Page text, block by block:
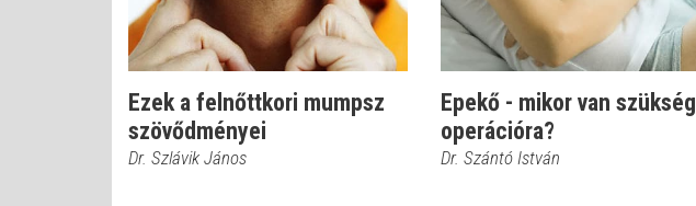
Ezek a felnőttkori mumpsz
szövődményei
Dr. Szlávik János
Epekő - mikor van szükség
operációra?
Dr. Szántó István